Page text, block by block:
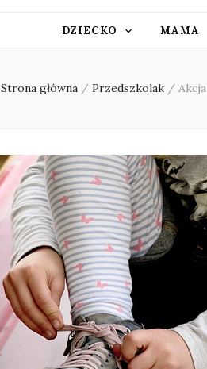
DZIECKO MAMA
Strona główna / Przedszkolak /